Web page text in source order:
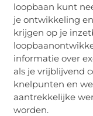
loopbaan kunt
je ontwikkeling
krijgen op je
informatie over
als je vrijblijvend
knelpunten en
aantrekkelijke
worden.